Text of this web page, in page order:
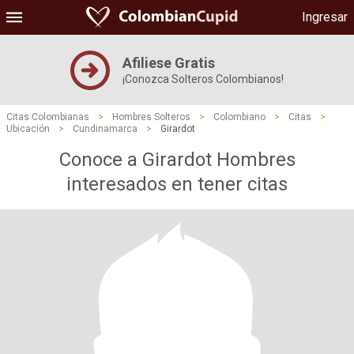
Ingresar
Afiliese Gratis
¡Conozca Solteros Colombianos!
Citas Colombianas > Hombres Solteros > Colombiano > Citas
>
Ubicación
> Cundinamarca > Girardot
Conoce a Girardot Hombres
interesados ​​en tener citas